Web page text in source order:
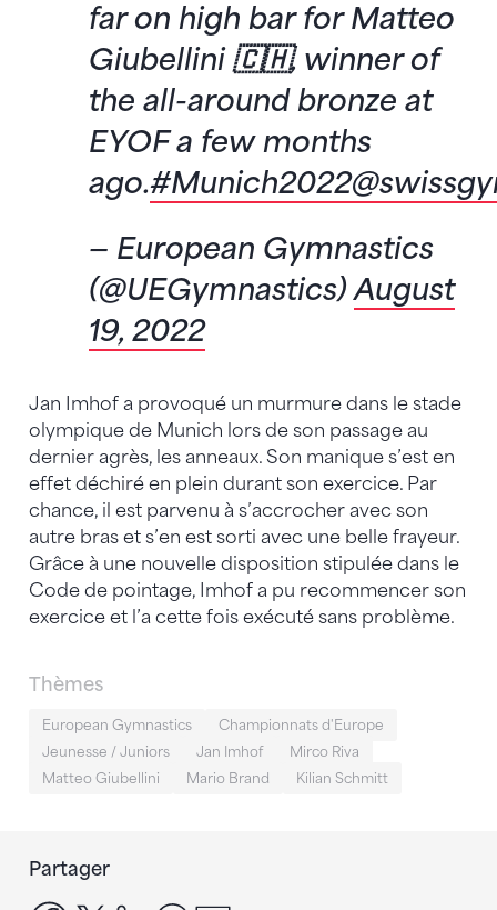
far on high bar for Matteo
Giubellini 🇨🇭, winner of
the all-around bronze at
EYOF a few months
ago.#Munich2022
— European Gymnastics
(@UEGymnastics)August
19, 2022
Jan Imhof a provoqué un murmure dans le stade
olympique de Munich lors de son passage au
dernier agrès, les anneaux. Son manique s’est en
effet déchiré en plein durant son exercice. Par
chance, il est parvenu à s’accrocher avec son
autre bras et s’en est sorti avec une belle frayeur.
Grâce à une nouvelle disposition stipulée dans le
Code de pointage, Imhof a pu recommencer son
exercice et l’a cette fois exécuté sans problème.
Thèmes
European Gymnastics
Championnats d'Europe
Jeunesse / Juniors
Jan Imhof
Mirco Riva
Matteo Giubellini
Mario Brand Kilian Schmitt
Partager